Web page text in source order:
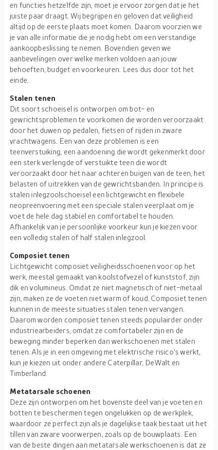
en functies hetzelfde zijn, moet je ervoor zorgen dat je het
juiste paar draagt. Wij begrijpen en geloven dat veiligheid
altijd op de eerste plaats moet komen. Daarom voorzien we
je van alle informatie die je nodig hebt om een verstandige
aankoopbeslissing te nemen. Bovendien geven we
aanbevelingen over welke merken voldoen aan jouw
behoeften, budget en voorkeuren. Lees dus door tot het
einde.
Stalen tenen
Dit soort schoeisel is ontworpen om bot- en
gewrichtsproblemen te voorkomen die worden veroorzaakt
door het duwen op pedalen, fietsen of rijden in zware
vrachtwagens. Een van deze problemen is een
teenverstuiking, een aandoening die wordt gekenmerkt door
een sterk verlengde of verstuikte teen die wordt
veroorzaakt door het naar achteren buigen van de teen, het
belasten of uitrekken van de gewrichtsbanden. In principe is
stalen inlegzoolschoeisel een lichtgewicht en flexibele
neopreenvoering met een speciale stalen veerplaat om je
voet de hele dag stabiel en comfortabel te houden.
Afhankelijk van je persoonlijke voorkeur kun je kiezen voor
een volledig stalen of half stalen inlegzool.
Composiet tenen
Lichtgewicht composiet veiligheidsschoenen voor op het
werk, meestal gemaakt van koolstofvezel of kunststof, zijn
dik en volumineus. Omdat ze niet magnetisch of niet-metaal
zijn, maken ze de voeten niet warm of koud. Composiet tenen
kunnen in de meeste situaties stalen tenen vervangen.
Daarom worden composiet tenen steeds populairder onder
industriearbeiders, omdat ze comfortabeler zijn en de
beweging minder beperken dan werkschoenen met stalen
tenen. Als je in een omgeving met elektrische risico's werkt,
kun je kiezen uit onder andere Caterpillar, DeWalt en
Timberland.
Metatarsale schoenen
Deze zijn ontworpen om het bovenste deel van je voeten en
botten te beschermen tegen ongelukken op de werkplek,
waardoor ze perfect zijn als je dagelijkse taak bestaat uit het
tillen van zware voorwerpen, zoals op de bouwplaats. Een
van de beste dingen aan metatarsale werkschoenen is dat ze